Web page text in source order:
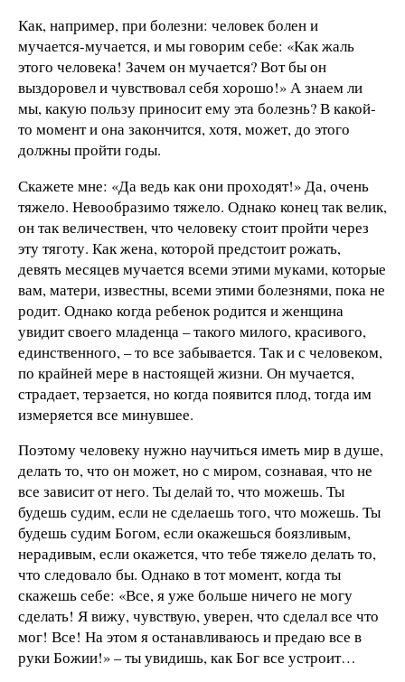
Как, например, при болезни: человек болен и
мучается-мучается, и мы говорим себе: «Как жаль
этого человека! Зачем он мучается? Вот бы он
выздоровел и чувствовал себя хорошо!» А знаем ли
мы, какую пользу приносит ему эта болезнь? В какой-
то момент и она закончится, хотя, может, до этого
должны пройти годы.
Скажете мне: «Да ведь как они проходят!» Да, очень
тяжело. Невообразимо тяжело. Однако конец так велик,
он так величествен, что человеку стоит пройти через
эту тяготу. Как жена, которой предстоит рожать,
девять месяцев мучается всеми этими муками, которые
вам, матери, известны, всеми этими болезнями, пока не
родит. Однако когда ребенок родится и женщина
увидит своего младенца – такого милого, красивого,
единственного, – то все забывается. Так и с человеком,
по крайней мере в настоящей жизни. Он мучается,
страдает, терзается, но когда появится плод, тогда им
измеряется все минувшее.
Поэтому человеку нужно научиться иметь мир в душе,
делать то, что он может, но с миром, сознавая, что не
все зависит от него. Ты делай то, что можешь. Ты
будешь судим, если не сделаешь того, что можешь. Ты
будешь судим Богом, если окажешься боязливым,
нерадивым, если окажется, что тебе тяжело делать то,
что следовало бы. Однако в тот момент, когда ты
скажешь себе: «Все, я уже больше ничего не могу
сделать! Я вижу, чувствую, уверен, что сделал все что
мог! Все! На этом я останавливаюсь и предаю все в
руки Божии!» – ты увидишь, как Бог все устроит…